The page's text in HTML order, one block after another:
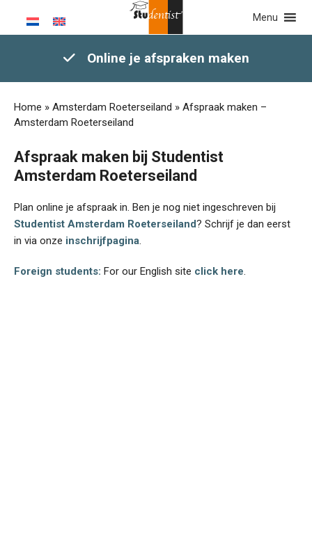
Menu
Online je afspraken maken
Home » Amsterdam Roeterseiland » Afspraak maken –
Amsterdam Roeterseiland
Afspraak maken bij Studentist
Amsterdam Roeterseiland
Plan online je afspraak in. Ben je nog niet ingeschreven bij
Studentist Amsterdam Roeterseiland? Schrijf je dan eerst
in via onze inschrijfpagina.
Foreign students: For our English site click here.